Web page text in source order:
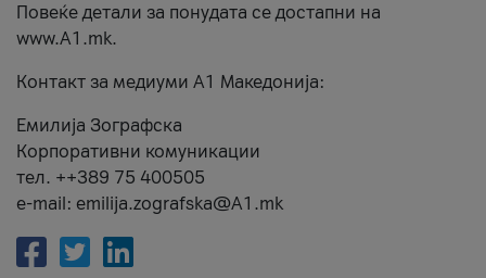
Повеќе детали за понудата се достапни на
www.А1.mk.
Контакт за медиуми А1 Македонија:
Емилија Зографска
Корпоративни комуникации
тел. ++389 75 400505
e-mail: emilija.zografska@A1.mk